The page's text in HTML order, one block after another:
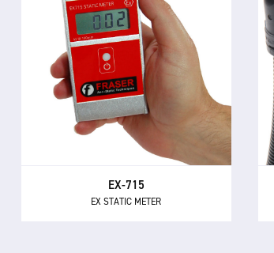
EX-715
EX STATIC METER
EX-715
EX STATIC METER
Le mesureur statique EX-715
certifié ATEX permet l'investigation
et la surveillance des problèmes
d'électricité statique industrielle
dans les zones dangereuses.